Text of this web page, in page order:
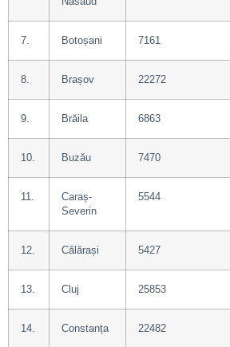
7. Botoșani 7161
8. Brașov 22272
9. Brăila 6863
10. Buzău 7470
11.
Caraș-
Severin
5544
12. Călărași 5427
13. Cluj 25853
14. Constanța 22482